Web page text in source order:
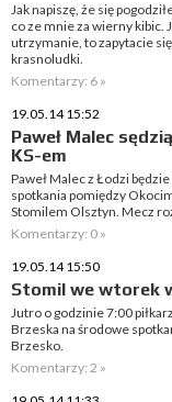
Jak napiszę, że się
co ze mnie za wierny kibic.
utrzymanie, to zapytacie
krasnoludki.
Komentarzy: 6 »
19.05.14 15:52
Paweł Malec
KS-em
Paweł Malec z Łodzi
spotkania pomiędzy
Stomilem Olsztyn. Mecz
Komentarzy: 0 »
19.05.14 15:50
Stomil we wtorek
Jutro o godzinie 7:00
Brzeska na środowe
Brzesko.
Komentarzy: 2 »